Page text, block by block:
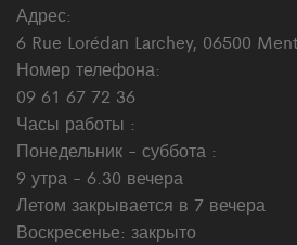
Адрес:
6 Rue Lorédan Larchey, 06500
Номер телефона:
09 61 67 72 36
Часы работы :
Понедельник - суббота :
9 утра - 6.30 вечера
Летом закрывается в 7 вечера
Воскресенье: закрыто